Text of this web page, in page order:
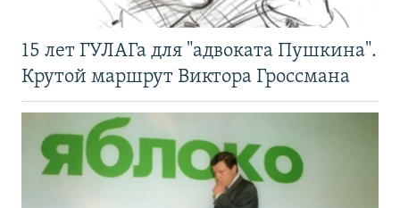
15 лет ГУЛАГа для "адвоката Пушкина".
Крутой маршрут Виктора Гроссмана